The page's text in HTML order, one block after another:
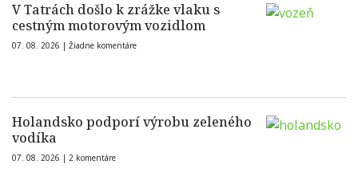
V Tatrách došlo k zrážke vlaku s
cestným motorovým vozidlom
07. 08. 2026 | Žiadne komentáre
Holandsko podporí výrobu zeleného
vodíka
07. 08. 2026 | 2 komentáre